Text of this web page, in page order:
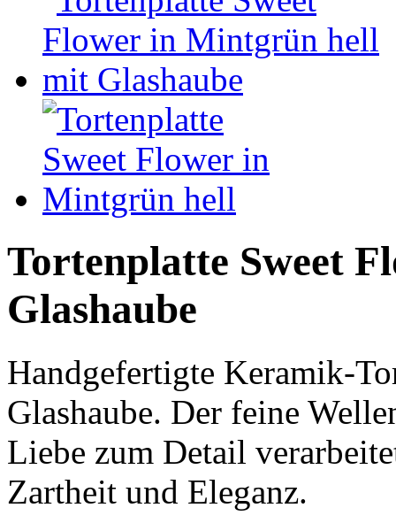
Tortenplatte Sweet
Glashaube
Handgefertigte Keramik-
Glashaube. Der feine
Liebe zum Detail
Zartheit und Eleganz.